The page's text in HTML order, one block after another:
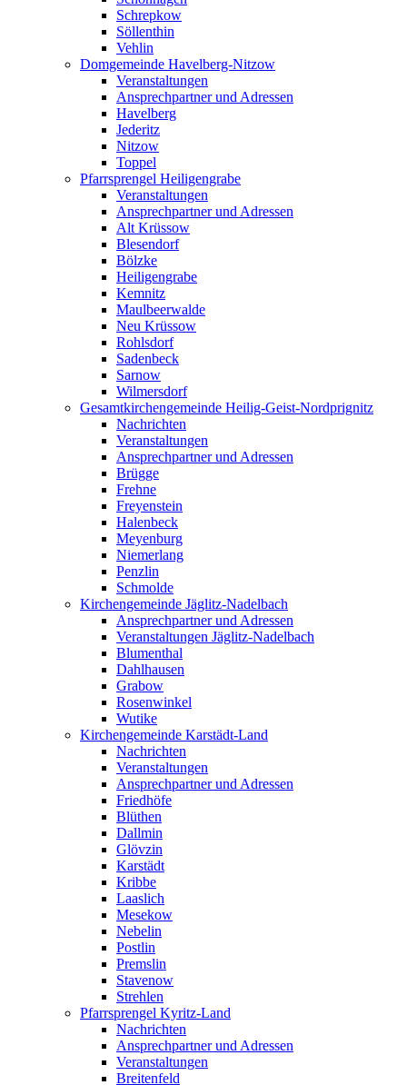
Schrepkow
Söllenthin
Vehlin
Domgemeinde Havelberg-Nitzow
Veranstaltungen
Ansprechpartner und Adressen
Havelberg
Jederitz
Nitzow
Toppel
Pfarrsprengel Heiligengrabe
Veranstaltungen
Ansprechpartner und Adressen
Alt Krüssow
Blesendorf
Bölzke
Heiligengrabe
Kemnitz
Maulbeerwalde
Neu Krüssow
Rohlsdorf
Sadenbeck
Sarnow
Wilmersdorf
Gesamtkirchengemeinde Heilig-Geist-Nordprignitz
Nachrichten
Veranstaltungen
Ansprechpartner und Adressen
Brügge
Frehne
Freyenstein
Halenbeck
Meyenburg
Niemerlang
Penzlin
Schmolde
Kirchengemeinde Jäglitz-Nadelbach
Ansprechpartner und Adressen
Veranstaltungen Jäglitz-Nadelbach
Blumenthal
Dahlhausen
Grabow
Rosenwinkel
Wutike
Kirchengemeinde Karstädt-Land
Nachrichten
Veranstaltungen
Ansprechpartner und Adressen
Friedhöfe
Blüthen
Dallmin
Glövzin
Karstädt
Kribbe
Laaslich
Mesekow
Nebelin
Postlin
Premslin
Stavenow
Strehlen
Pfarrsprengel Kyritz-Land
Nachrichten
Ansprechpartner und Adressen
Veranstaltungen
Breitenfeld